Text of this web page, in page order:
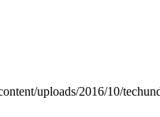
uploads/2016/10/